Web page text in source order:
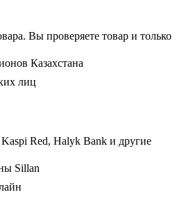
Вы проверяете товар и только
Казахстана
лиц
Red, Halyk Bank и другие
Sillan